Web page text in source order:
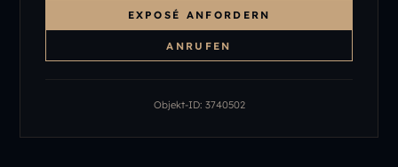
EXPOSÉ ANFORDERN
ANRUFEN
Objekt-ID: 3740502